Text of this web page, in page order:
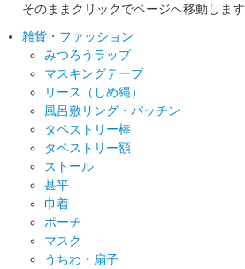
そのままクリックでページへ移動します
雑貨・ファッション
みつろうラップ
マスキングテープ
リース（しめ縄）
風呂敷リング・パッチン
タペストリー棒
タペストリー額
ストール
甚平
巾着
ポーチ
マスク
うちわ・扇子